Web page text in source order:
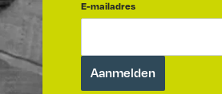
E-mailadres